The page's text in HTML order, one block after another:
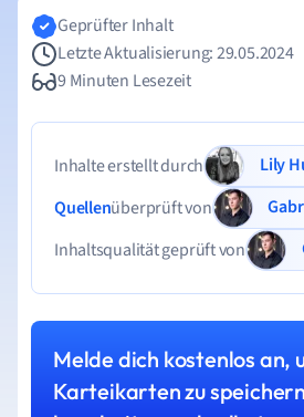
Geprüfter Inhalt
Letzte Aktualisierung: 29.05.2024
9 Minuten Lesezeit
Inhalte erstellt durch
Quellenüberprüft von
Inhaltsqualität geprüft von
Melde dich kostenlos an,
Karteikarten zu